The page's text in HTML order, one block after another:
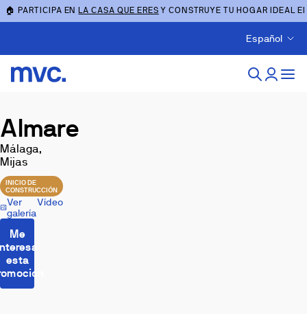
🏠 PARTICIPA ENLA CASA QUE ERES Y CONSTRUYE TU HOGAR IDEAL
Español
Almare
Málaga,
Mijas
INICIO DE
CONSTRUCCIÓN
Ver
galería
Vídeo
Me
esta